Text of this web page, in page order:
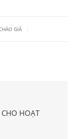
GIÁ
HOẠT